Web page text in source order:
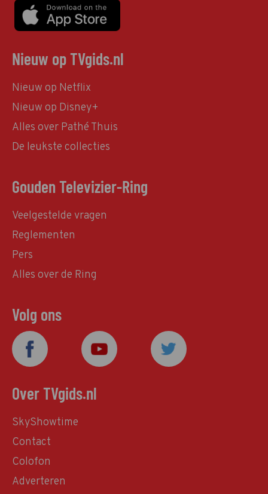
Nieuw op TVgids.nl
Nieuw op Netflix
Nieuw op Disney+
Alles over Pathé Thuis
De leukste collecties
Gouden Televizier-Ring
Veelgestelde vragen
Reglementen
Pers
Alles over de Ring
Volg ons
Over TVgids.nl
SkyShowtime
Contact
Colofon
Adverteren